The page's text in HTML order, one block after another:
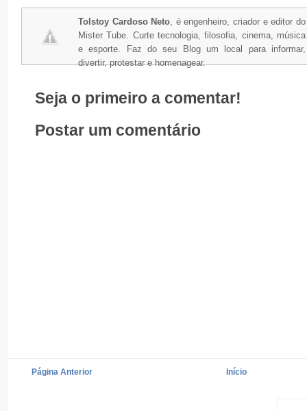
Tolstoy Cardoso Neto, é engenheiro, criador e editor do
Mister Tube. Curte tecnologia, filosofia, cinema, música
e esporte. Faz do seu Blog um local para informar,
divertir, protestar e homenagear.
Seja o primeiro a comentar!
Postar um comentário
Página Anterior Início